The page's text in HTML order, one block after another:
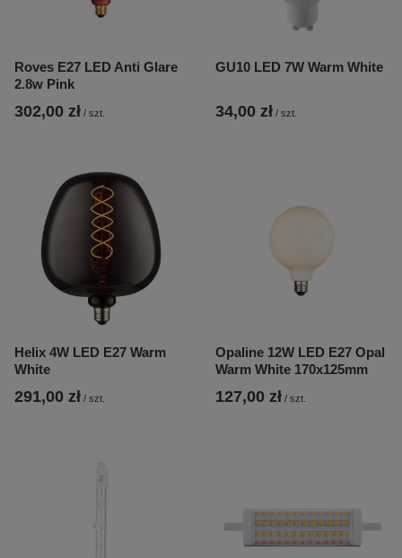
Roves E27 LED Anti Glare
2.8w Pink
302,00 zł / szt.
GU10 LED 7W Warm White
34,00 zł / szt.
Helix 4W LED E27 Warm
White
291,00 zł / szt.
Opaline 12W LED E27 Opal
Warm White 170x125mm
127,00 zł / szt.